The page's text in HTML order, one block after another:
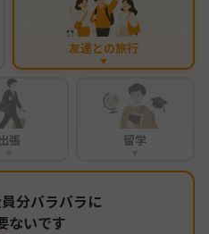
友達との旅行
▼
出張 留学
分バラバラに
ないです